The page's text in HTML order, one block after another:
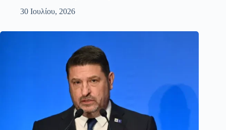
30 Ιουλίου, 2026